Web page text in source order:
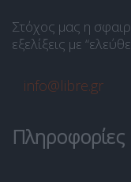
Στόχος μας η
εξελίξεις με
info@libre.gr
Πληροφορίες